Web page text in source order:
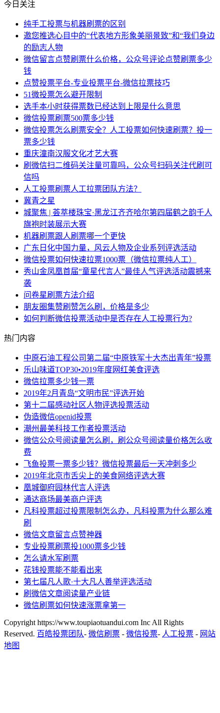
今日关注
纯手工投票与机器刷票的区别
邀您推选心目中的“代表地方形象美丽景致”和“我们身边
的励志人物
微信留言点赞刷票什么价格，公众号评论点赞刷票多少
钱
点赞投票平台-专业投票平台-微信拉票技巧
51微投票怎么避开限制
选手本小时获得票数已经达到上限是什么意思
微信投票刷票500票多少钱
微信投票怎么刷票安全？人工投票如何快速刷票？投一
票多少钱
重庆潼南汉服文化才艺大赛
刷微信扫二维码关注量可靠吗，公众号扫码关注代刷可
信吗
人工投票刷票人工拉票团队方法？
冀青之星
城聚焦 | 荟萃楼珠宝·黑龙江齐齐哈尔第四届鹤之韵千人
旗袍时装展示大赛
机器刷票跟人刷票哪一个更快
广东日化中国力量，风云人物及企业系列评选活动
微信投票如何快速拉票1000票（微信拉票纯人工）
秀山金凤凰首届“童星代言人”最佳人气评选活动震撼来
袭
问卷星刷票方法介绍
朋友圈集赞刷赞怎么刷，价格是多少
如何判断微信投票活动中是否存在人工投票行为?
热门内容
中原石油工程公司第二届“中原铁军十大杰出青年”投票
乐山味道TOP30•2019年度网红美食评选
微信拉票多少钱一票
2019年2月青岛“文明市民”评选开始
第十二届感动社区人物评选投票活动
伪造微信openid投票
潮州最美科技工作者投票活动
微信公众号阅读量怎么刷，刷公众号阅读量价格怎么收
费
飞鱼投票一票多少钱？微信投票最后一天冲刺多少
2019年北京市舌尖上的美食网络评选大赛
凰城御府园林代言人评选
通达商场最美商户评选
凡科投票超过投票限制怎么办，凡科投票为什么那么难
刷
微信文章留言点赞神器
专业投票刷票投1000票多少钱
怎么请水军刷票
花钱投票能不能看出来
第七届凡人歌·十大凡人善举评选活动
刷微信文章阅读量产业链
微信刷票如何快速涨票拿第一
Copyright https://www.toupiaotuandui.com Inc All Rights
Reserved. 百皓投票团队- 微信刷票 - 微信投票- 人工投票 - 网站
地图